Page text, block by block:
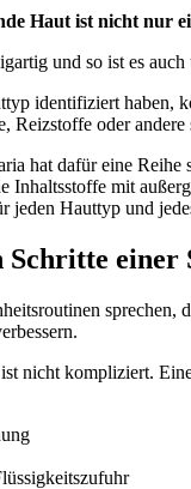
Haut ist nicht nur
und so ist es
identifiziert haben,
Reizstoffe oder
hat dafür eine
Inhaltsstoffe mit
jeden Hauttyp und
Schritte einer
sprechen,
nicht kompliziert.